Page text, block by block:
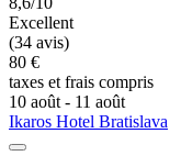
Excellent
(34 avis)
80 €
taxes et frais compris
10 août - 11 août
Ikaros Hotel Bratislava